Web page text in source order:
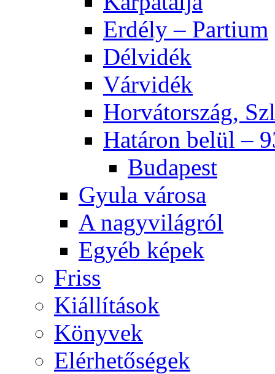
Erdély – Partium
Délvidék
Várvidék
Horvátország,
Határon belül –
Budapest
Gyula városa
A nagyvilágról
Egyéb képek
Friss
Kiállítások
Könyvek
Elérhetőségek